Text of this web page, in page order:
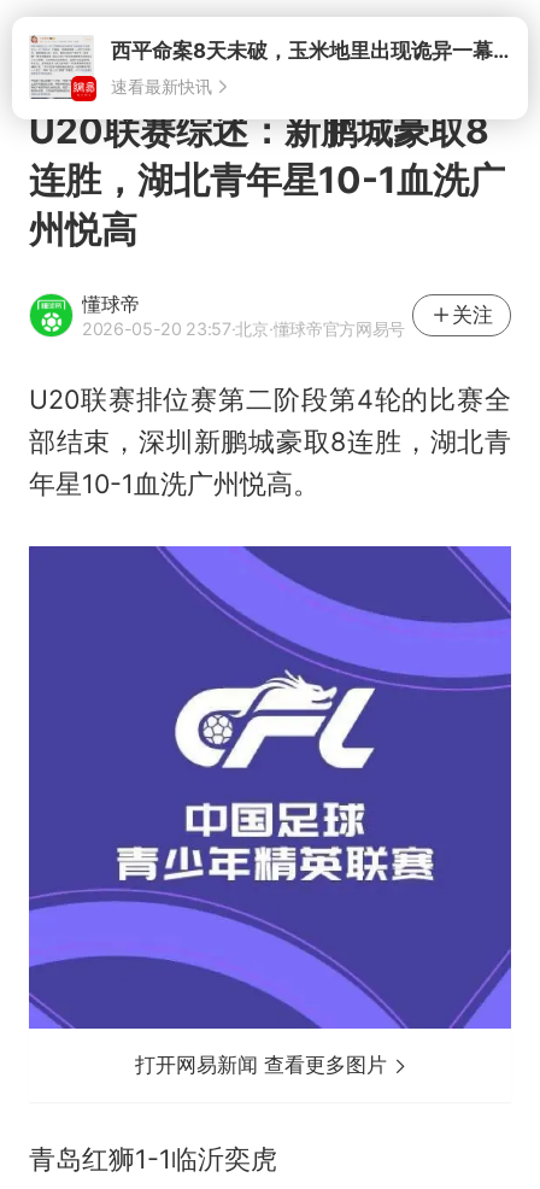
打开西平命案8天未破，玉米地里出现诡异一幕，我突然想起了欧金中
速看最新快讯
U20联赛综述：新鹏城豪取8
连胜，湖北青年星10-1血洗广
州悦高
懂球帝
2026-05-20 23:57·北京·懂球帝官方网易号
关注
U20联赛排位赛第二阶段第4轮的比赛全
部结束，深圳新鹏城豪取8连胜，湖北青
年星10-1血洗广州悦高。
打开网易新闻 查看更多图片
青岛红狮1-1临沂奕虎